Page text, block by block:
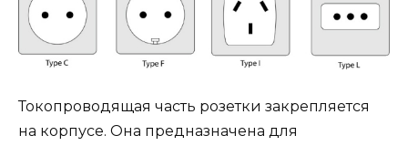
Токопроводящая часть розетки закрепляется
на корпусе. Она предназначена для